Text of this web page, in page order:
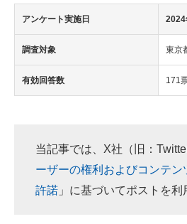
アンケート実施日 2024
調査対象 東京
有効回答数 171
当記事では、X社（旧：
ーザーの権利およびコンテン
許諾 」に基づいてポストを利